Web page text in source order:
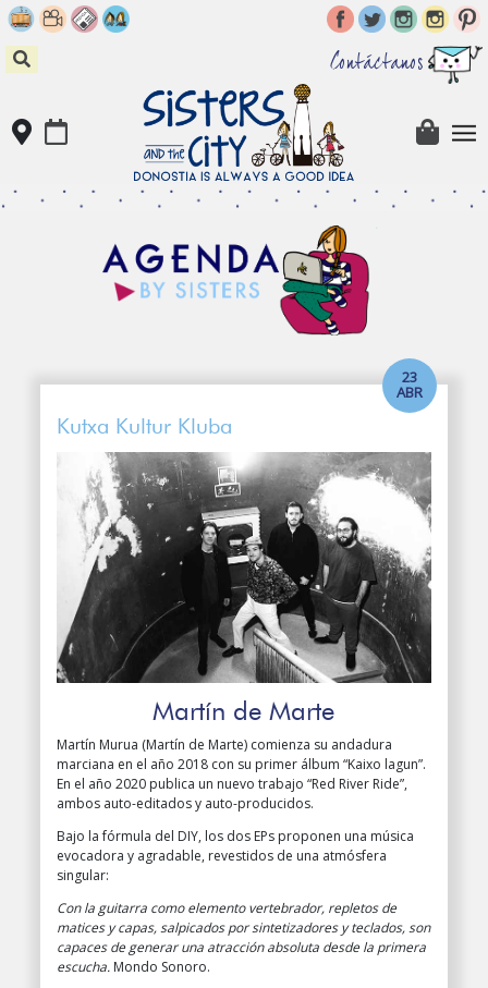
Skip
to
content
Contáctanos
23
ABR
Kutxa Kultur Kluba
Martín de Marte
Martín Murua (Martín de Marte) comienza su andadura
marciana en el año 2018 con su primer álbum “Kaixo lagun”.
En el año 2020 publica un nuevo trabajo “Red River Ride”,
ambos auto-editados y auto-producidos.
Bajo la fórmula del DIY, los dos EPs proponen una música
evocadora y agradable, revestidos de una atmósfera
singular:
Con la guitarra como elemento vertebrador, repletos de
matices y capas, salpicados por sintetizadores y teclados, son
capaces de generar una atracción absoluta desde la primera
escucha. Mondo Sonoro.